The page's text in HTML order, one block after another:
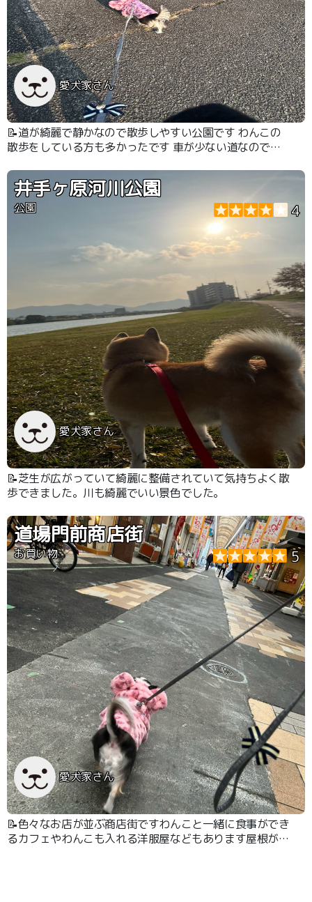
愛犬家さん
📝道が綺麗で静かなので散歩しやすい公園です わんこの
散歩をしている方も多かったです 車が少ない道なので安
井手ヶ原河川公園
公園 4
愛犬家さん
📝芝生が広がっていて綺麗に整備されていて気持ちよく散
歩できました。川も綺麗でいい景色でした。
道場門前商店街
お買い物 5
愛犬家さん
📝色々なお店が並ぶ商店街ですわんこと一緒に食事ができ
るカフェやわんこも入れる洋服屋などもあります屋根があ